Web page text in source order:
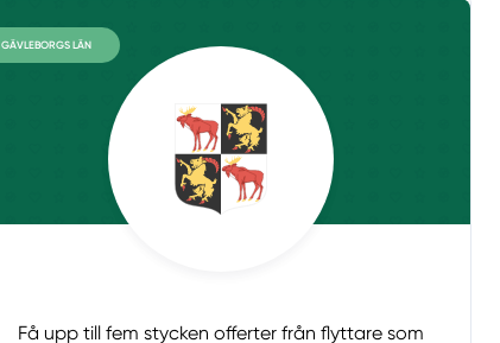
GÄVLEBORGS LÄN
Få upp till fem stycken offerter från flyttare som